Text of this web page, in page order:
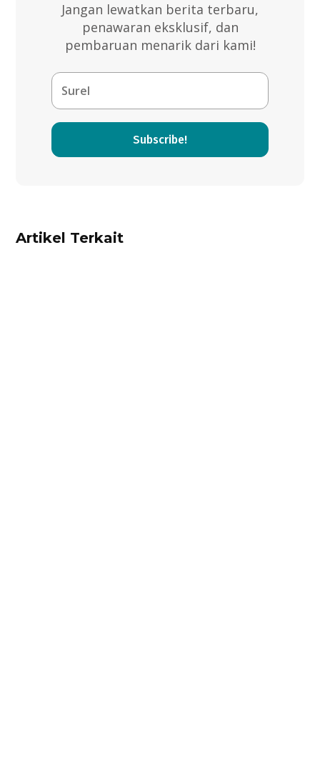
Jangan lewatkan berita terbaru,
penawaran eksklusif, dan
pembaruan menarik dari kami!
Subscribe!
Artikel Terkait